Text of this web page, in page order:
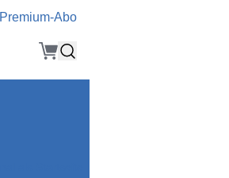
Premium-Abo